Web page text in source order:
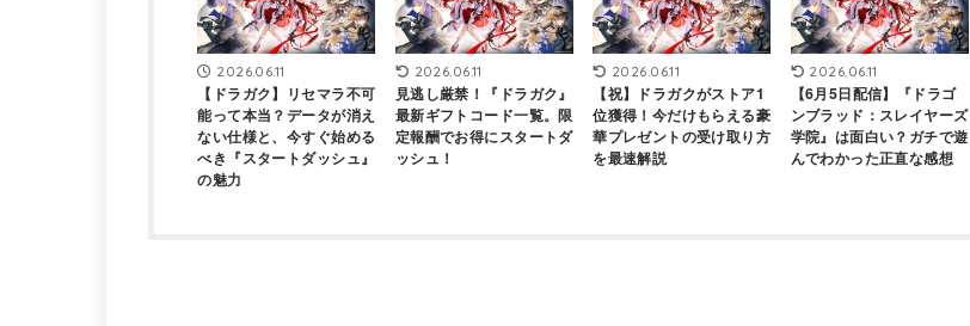
2026.06.11
【ドラガク】リセマラ不可
能って本当？データが消え
ない仕様と、今すぐ始める
べき『スタートダッシュ』
の魅力
2026.06.11
見逃し厳禁！『ドラガク』
最新ギフトコード一覧。限
定報酬でお得にスタートダ
ッシュ！
2026.06.11
【祝】ドラガクがストア1
位獲得！今だけもらえる豪
華プレゼントの受け取り方
を最速解説
2026.06.11
【6月5日配信】『ドラゴ
ンブラッド：スレイヤーズ
学院』は面白い？ガチで遊
んでわかった正直な感想